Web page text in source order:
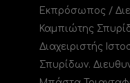
Εκπρόσωπος /
Καμπιώτης
Διαχειριστής
Σπυρίδων.